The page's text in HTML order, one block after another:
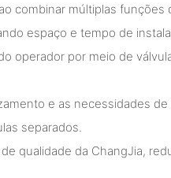
combinar múltiplas funções
espaço e tempo de
operador por meio de
e as necessidades
separados.
qualidade da ChangJia,